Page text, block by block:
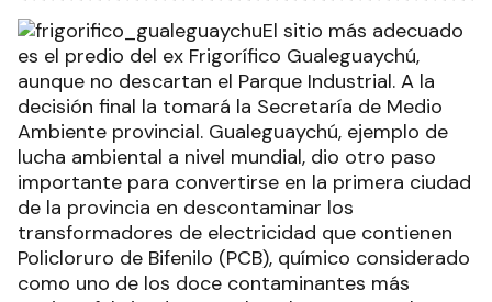
El sitio más adecuado
es el predio del ex Frigorífico Gualeguaychú,
aunque no descartan el Parque Industrial. A la
decisión final la tomará la Secretaría de Medio
Ambiente provincial. Gualeguaychú, ejemplo de
lucha ambiental a nivel mundial, dio otro paso
importante para convertirse en la primera ciudad
de la provincia en descontaminar los
transformadores de electricidad que contienen
Policloruro de Bifenilo (PCB), químico considerado
como uno de los doce contaminantes más